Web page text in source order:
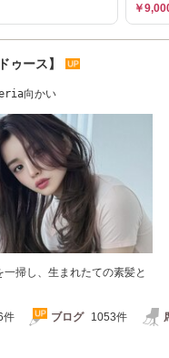
￥
ース】
向かい
掃し、生まれたての素髪と
件 ブログ 1053件